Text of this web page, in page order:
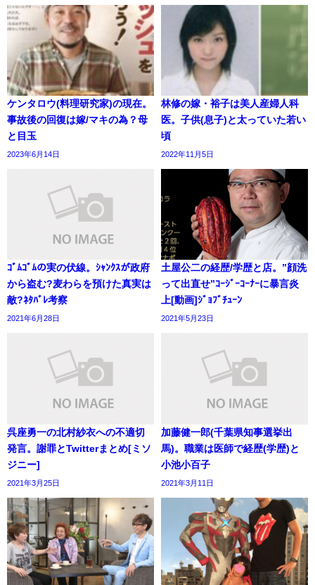
ケンタロウ(料理研究家)の現在。
事故後の回復は嫁/マキの為？母
と目玉
2023年6月14日
林修の嫁・裕子は美人産婦人科
医。子供(息子)と太っていた若い
頃
2022年11月5日
ｺﾞﾑｺﾞﾑの実の伏線。ｼｬﾝｸｽが政府
から盗む?麦わらを預けた真実は
敵?ﾈﾀﾊﾞﾚ考察
2021年6月28日
土屋公二の経歴/学歴と店。”顔洗
って出直せ”ｺｰｼﾞｰｺｰﾅｰに暴言炎
上[動画]ｼﾞｮﾌﾞﾁｭｰﾝ
2021年5月23日
呉座勇一の北村紗衣への不適切
発言。謝罪とTwitterまとめ[ミソ
ジニー]
2021年3月25日
加藤健一郎(千葉県知事選挙出
馬)。職業は医師で経歴(学歴)と
小池小百子
2021年3月11日